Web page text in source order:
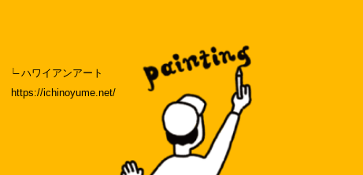
ハワイアンアート
https://ichinoyume.net/